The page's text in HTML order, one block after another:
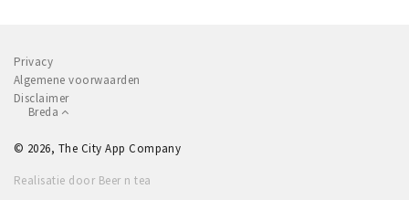
Privacy
Algemene voorwaarden
Disclaimer
Breda
© 2026, The City App Company
Realisatie door Beer n tea